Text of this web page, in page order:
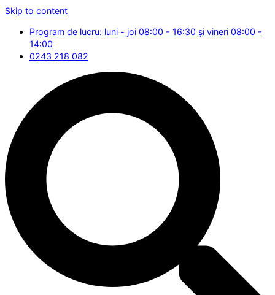
Skip to content
Program de lucru: luni - joi 08:00 - 16:30 și vineri 08:00 -
14:00
0243 218 082